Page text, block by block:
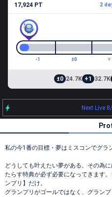
17,924 PT 2
-1 ±0
±0 24.7K +1 32.7K
Next Live
私の今1番の目標・夢はミスコンでグラ
どうしても叶えたい夢がある。その為
たらす特典が必ず必要になってきます
ンプリ】だけ。
グランプリがゴールではなく、グラン